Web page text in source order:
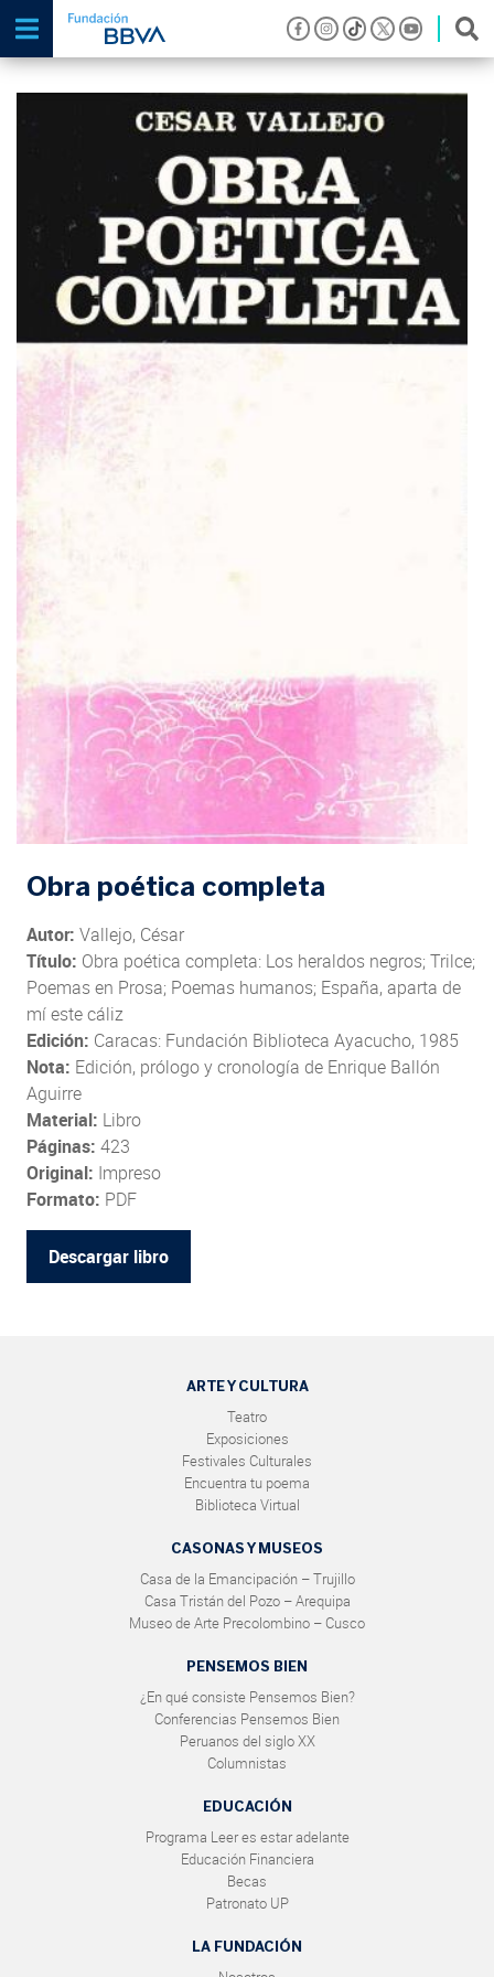
Obra poética completa
Autor: Vallejo, César
Título: Obra poética completa: Los heraldos negros; Trilce;
Poemas en Prosa; Poemas humanos; España, aparta de
mí este cáliz
Edición: Caracas: Fundación Biblioteca Ayacucho, 1985
Nota: Edición, prólogo y cronología de Enrique Ballón
Aguirre
Material: Libro
Páginas: 423
Original: Impreso
Formato: PDF
Descargar libro
ARTE Y CULTURA
Teatro
Exposiciones
Festivales Culturales
Encuentra tu poema
Biblioteca Virtual
CASONAS Y MUSEOS
Casa de la Emancipación – Trujillo
Casa Tristán del Pozo – Arequipa
Museo de Arte Precolombino – Cusco
PENSEMOS BIEN
¿En qué consiste Pensemos Bien?
Conferencias Pensemos Bien
Peruanos del siglo XX
Columnistas
EDUCACIÓN
Programa Leer es estar adelante
Educación Financiera
Becas
Patronato UP
LA FUNDACIÓN